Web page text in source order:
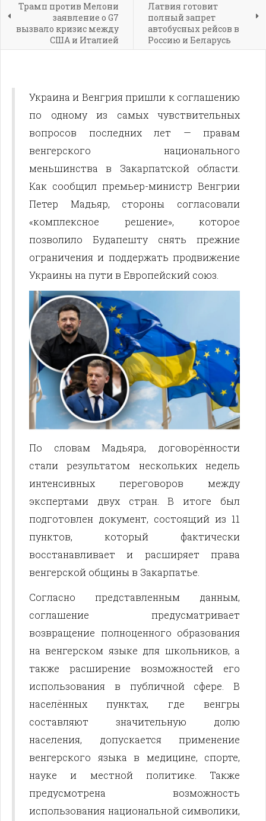
Трамп против Мелони
заявление о G7
вызвало кризис между
США и Италией
Латвия готовит
полный запрет
автобусных рейсов в
Россию и Беларусь
удар по транзиту через
Украина и Венгрия пришли к соглашению
по одному из самых чувствительных
вопросов последних лет — правам
венгерского национального
меньшинства в Закарпатской области.
Как сообщил премьер-министр Венгрии
Петер Мадьяр, стороны согласовали
«комплексное решение», которое
позволило Будапешту снять прежние
ограничения и поддержать продвижение
Украины на пути в Европейский союз.
По словам Мадьяра, договорённости
стали результатом нескольких недель
интенсивных переговоров между
экспертами двух стран. В итоге был
подготовлен документ, состоящий из 11
пунктов, который фактически
восстанавливает и расширяет права
венгерской общины в Закарпатье.
Согласно представленным данным,
соглашение предусматривает
возвращение полноценного образования
на венгерском языке для школьников, а
также расширение возможностей его
использования в публичной сфере. В
населённых пунктах, где венгры
составляют значительную долю
населения, допускается применение
венгерского языка в медицине, спорте,
науке и местной политике. Также
предусмотрена возможность
использования национальной символики,